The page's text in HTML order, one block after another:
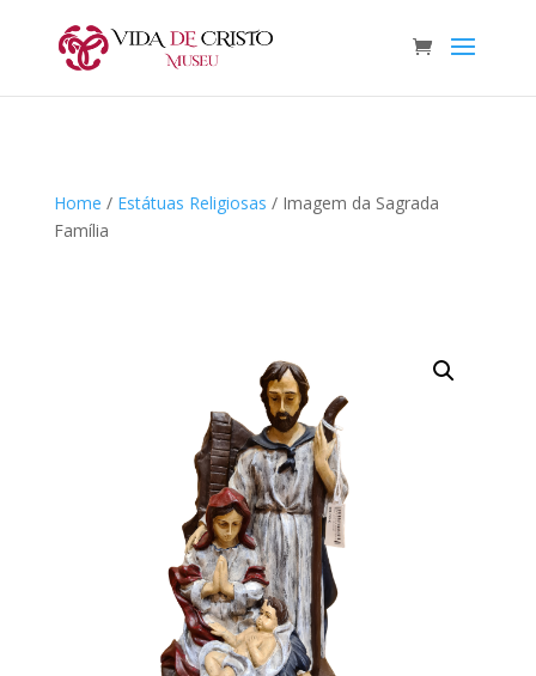
Home / Estátuas Religiosas / Imagem da Sagrada
Família